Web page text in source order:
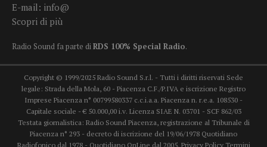
E-mail: info@
Scopri di più
Radio Sound fa parte diRDS 100% Special Radio.
Copyright © 1999/2025 Radio Sound S.r.l. - Tutti i diritti riservati Sede
legale: Strada della Mola, 60 - Piacenza C.F./P.IVA e iscrizione Registro
Imprese Piacenza n° 00799580337 c.c.i.a.a. Piacenza n. r.e.a. 108530 -
Capitale sociale - € 50.000,00 i.v. Licenza SIAE N. 03701 - SCF 862/03
Testata giornalistica: Radio Sound Piacenza, registrazione al Tribunale di
Piacenza n° 293 - decreto di iscrizione del 19/06/1978 Quotidiano
Radiofonico dal 1978 - Quotidiano OnLine dal 2005. Privacy Policy Termini